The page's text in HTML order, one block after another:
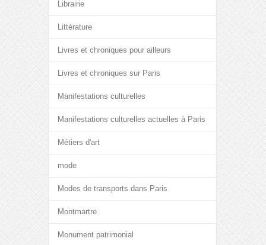
Librairie
Littérature
Livres et chroniques pour ailleurs
Livres et chroniques sur Paris
Manifestations culturelles
Manifestations culturelles actuelles à Paris
Métiers d'art
mode
Modes de transports dans Paris
Montmartre
Monument patrimonial